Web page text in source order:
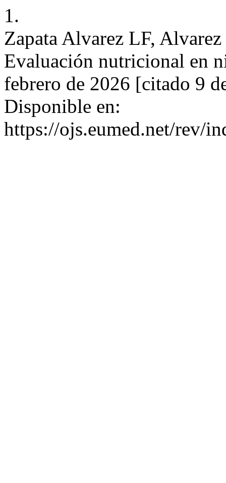
1.
Zapata Alvarez LF,
Evaluación nutricional en
febrero de 2026 [citado 9
Disponible en:
https://ojs.eumed.net/rev/